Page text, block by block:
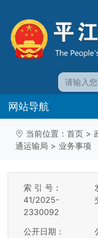
网站导航
当前位置： 首页 >
通运输局 > 业务事项
索 引 号：
41/2025-
2330092
公开日期：